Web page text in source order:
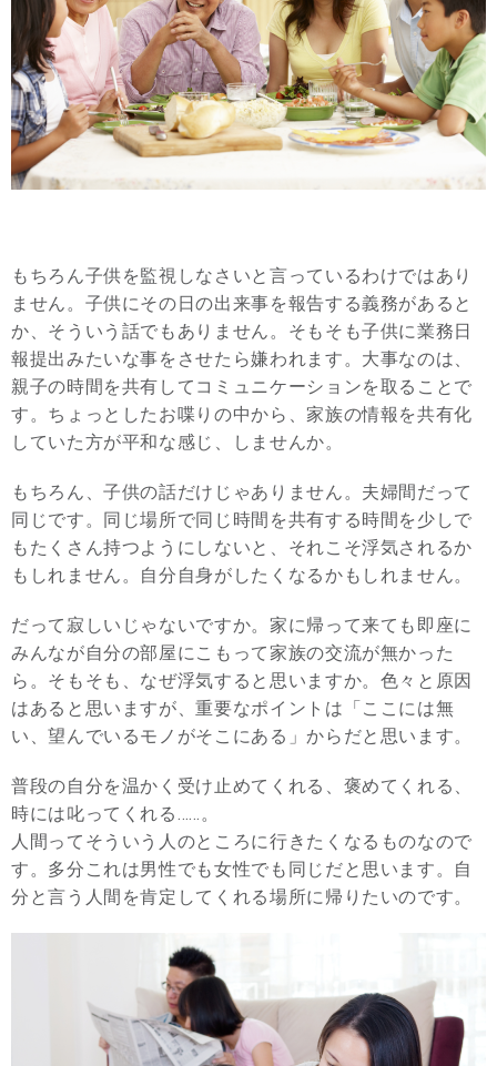
もちろん子供を監視しなさいと言っているわけではあり
ません。子供にその日の出来事を報告する義務があると
か、そういう話でもありません。そもそも子供に業務日
報提出みたいな事をさせたら嫌われます。大事なのは、
親子の時間を共有してコミュニケーションを取ることで
す。ちょっとしたお喋りの中から、家族の情報を共有化
していた方が平和な感じ、しませんか。
もちろん、子供の話だけじゃありません。夫婦間だって
同じです。同じ場所で同じ時間を共有する時間を少しで
もたくさん持つようにしないと、それこそ浮気されるか
もしれません。自分自身がしたくなるかもしれません。
だって寂しいじゃないですか。家に帰って来ても即座に
みんなが自分の部屋にこもって家族の交流が無かった
ら。そもそも、なぜ浮気すると思いますか。色々と原因
はあると思いますが、重要なポイントは「ここには無
い、望んでいるモノがそこにある」からだと思います。
普段の自分を温かく受け止めてくれる、褒めてくれる、
時には叱ってくれる……。
人間ってそういう人のところに行きたくなるものなので
す。多分これは男性でも女性でも同じだと思います。自
分と言う人間を肯定してくれる場所に帰りたいのです。